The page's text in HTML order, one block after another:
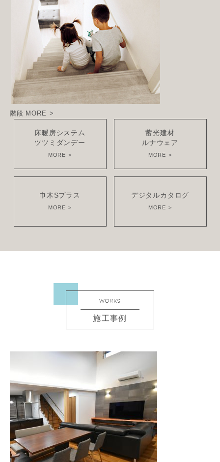
階段 MORE
床暖房システム
ツツミダンデー
MORE
蓄光建材
ルナウェア
MORE
巾木Sプラス
MORE
デジタルカタログ
MORE
WORKS
施工事例